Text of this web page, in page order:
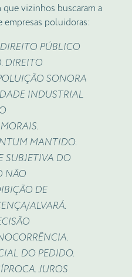
vizinhos buscaram a
poluidoras:
PÚBLICO
DIREITO
SONORA
INDUSTRIAL
MORAIS.
MANTIDO.
SUBJETIVA DO
NÃO
DE
ALVARÁ.
DO PEDIDO.
JUROS